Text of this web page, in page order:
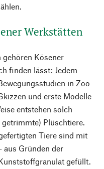
Werkstätten
Kösener
finden lässt: Jedem
in Zoo
und erste Modelle
entstehen solch
getrimmte) Plüschtiere.
Tiere sind mit
aus Gründen der
gefüllt.